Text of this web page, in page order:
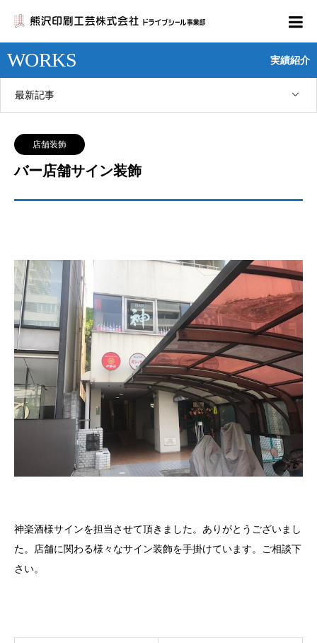
WORKS 実績紹介
最新記事
店舗装飾
バー店舗サイン装飾
神楽酒様サインを担当させて頂きました。ありがとうございまし
た。店舗に関わる様々なサイン装飾を手掛けています。ご相談下
さい。